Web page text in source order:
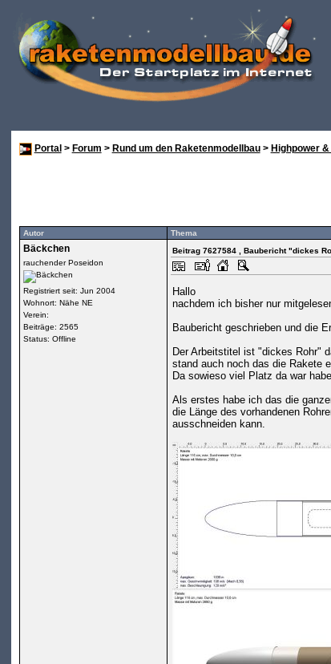
Portal > Forum > Rund um den Raketenmodellbau> Highpower
Autor Thema
Bäckchen
rauchender Poseidon
Registriert seit: Jun 2004
Wohnort: Nähe NE
Verein:
Beiträge: 2565
Status: Offline
Beitrag 7627584 , Baubericht "dickes
Hallo
nachdem ich bisher nur
Baubericht geschrieben und die
Der Arbeitstitel ist "dickes Rohr"
stand auch noch das die Rakete
Da sowieso viel Platz da war
Als erstes habe ich das die
die Länge des vorhandenen
ausschneiden kann.